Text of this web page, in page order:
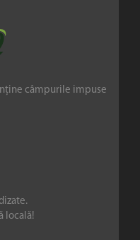
câmpurile impuse
locală!